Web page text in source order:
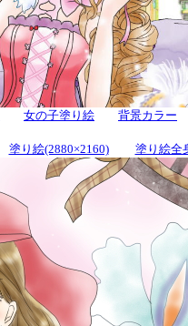
女の子塗り絵 背景カラー
塗り絵(2880×2160) 塗り絵全